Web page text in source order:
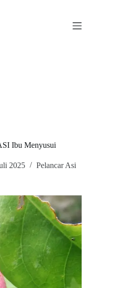
Ibu Menyusui
2025 Pelancar Asi